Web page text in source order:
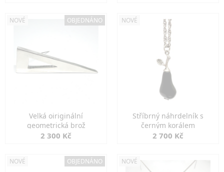
NOVÉ OBJEDNÁNO
Velká oiriginální
geometrická brož
2 300 Kč
NOVÉ
Stříbrný náhrdelník s
černým korálem
2 700 Kč
NOVÉ OBJEDNÁNO NOVÉ